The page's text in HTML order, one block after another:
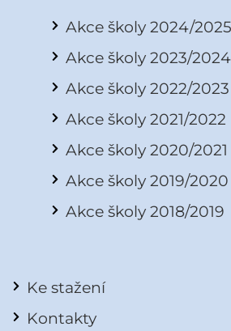
Akce školy 2024/2025
Akce školy 2023/2024
Akce školy 2022/2023
Akce školy 2021/2022
Akce školy 2020/2021
Akce školy 2019/2020
Akce školy 2018/2019
Ke stažení
Kontakty